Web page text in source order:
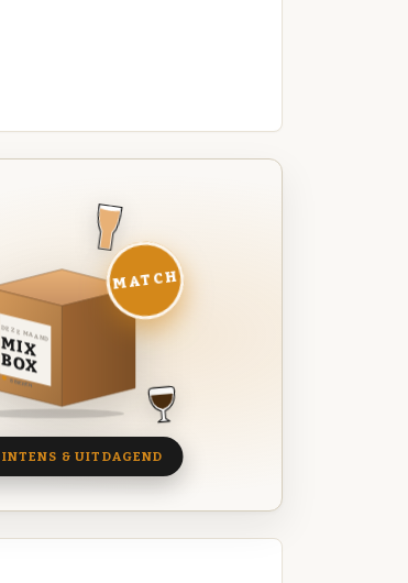
DEZE MAAND
MIX
BOX
8 BIEREN
MATCH
INTENS & UITDAGEND